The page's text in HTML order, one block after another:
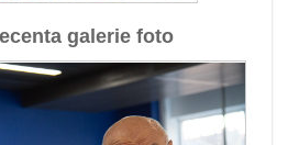
galerie foto